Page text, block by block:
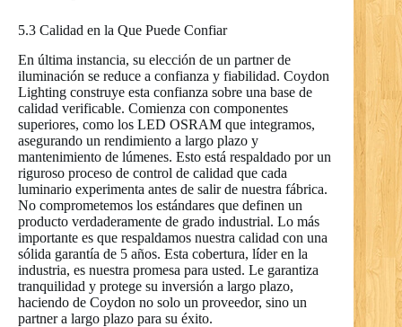
5.3 Calidad en la Que Puede Confiar
En última instancia, su elección de un partner de
iluminación se reduce a confianza y fiabilidad. Coydon
Lighting construye esta confianza sobre una base de
calidad verificable. Comienza con componentes
superiores, como los LED OSRAM que integramos,
asegurando un rendimiento a largo plazo y
mantenimiento de lúmenes. Esto está respaldado por un
riguroso proceso de control de calidad que cada
luminario experimenta antes de salir de nuestra fábrica.
No comprometemos los estándares que definen un
producto verdaderamente de grado industrial. Lo más
importante es que respaldamos nuestra calidad con una
sólida garantía de 5 años. Esta cobertura, líder en la
industria, es nuestra promesa para usted. Le garantiza
tranquilidad y protege su inversión a largo plazo,
haciendo de Coydon no solo un proveedor, sino un
partner a largo plazo para su éxito.